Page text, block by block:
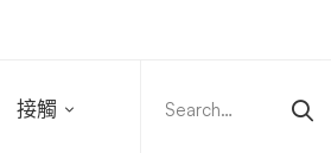
接觸
for: